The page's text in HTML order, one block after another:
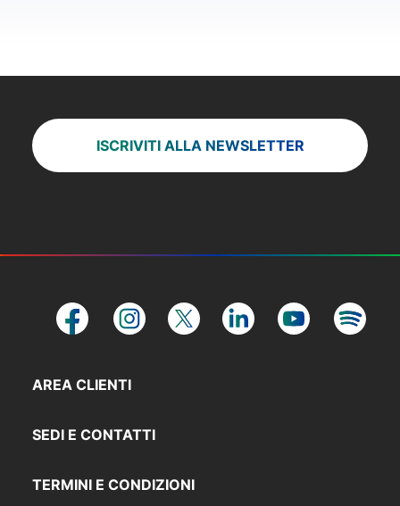
ISCRIVITI ALLA NEWSLETTER
AREA CLIENTI
SEDI E CONTATTI
TERMINI E CONDIZIONI